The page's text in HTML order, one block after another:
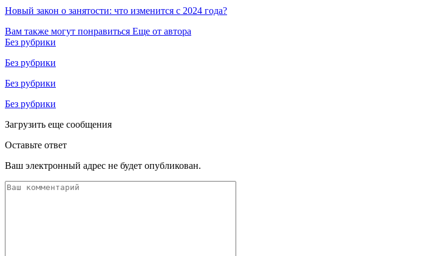
Новый закон о занятости: что изменится с 2024 года?
Вам также могут понравиться Еще от автора
Без рубрики
Без рубрики
Без рубрики
Без рубрики
Загрузить еще сообщения
Оставьте ответ
Ваш электронный адрес не будет опубликован.